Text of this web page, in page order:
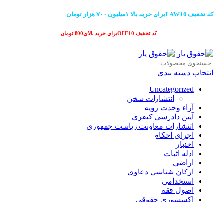
کد تخفیف LAW10برای خرید بالا ۱میلیون ۷۰۰ هزار تومان
کد تخفیف OFF10برای خرید بالای800 تومان
انتخاب دسته بندی
Uncategorized
انتشارات سخن
آراء وحدت رویه
آیین دادرسی کیفری
اتنشارات معاونت ریاست جمهوری
اجرای احکام
اختبار
ادله اثبات
اراضی
ارکان شناسی دعاوی
استخدامی
اصول فقه
اکسسوری حقوقی